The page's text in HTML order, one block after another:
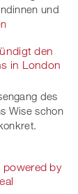
und
den
in London
des
Wise schon
by